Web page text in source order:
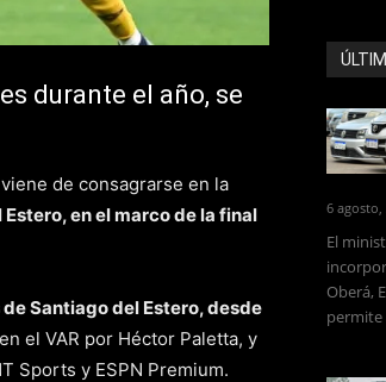
durante el año, se
de consagrarse en la
en el marco de la final
Santiago del Estero, desde
el VAR por Héctor Paletta, y
Sports y ESPN Premium.
6 agosto,
El
Oberá,
permite